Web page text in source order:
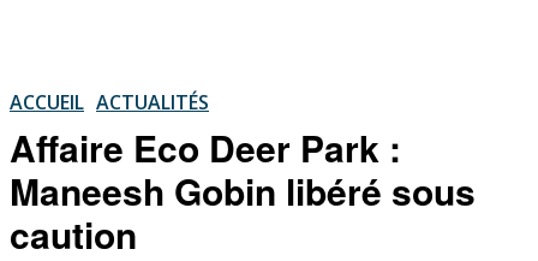
ACCUEIL ACTUALITÉS
Affaire Eco Deer Park :
Maneesh Gobin libéré sous
caution